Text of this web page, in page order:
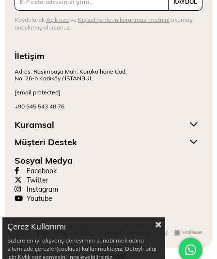
Kaydolarak Açık rızave Kişisel verilerin korunması metnini okumuş,
onaylamış olursunuz.
İletişim
Adres: Rasimpaşa Mah. Karakolhane Cad.
No: 26-b Kadıköy / İSTANBUL
[email protected]
+90 545 543 48 76
Kuramsal
Müşteri Destek
Sosyal Medya
Facebook
Twitter
Instagram
Youtube
Copyright © 2024 Mitr. Tüm hakları saklıdır.
Çerez Kullanımı
Sizlere en iyi alışveriş deneyimini sunabilmek adına
sitemizde çerezler(cookies) kullanmaktayız. Detaylı bilgi
için Kvkk sözleşmesini inceleyebilirsiniz.